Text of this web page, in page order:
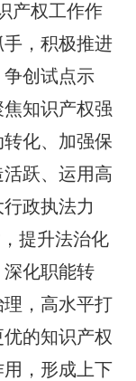
产权工作作
，积极推进
创试点示
知识产权强
化、加强保
跃、运用高
政执法力
提升法治化
化职能转
，高水平打
的知识产权
，形成上下